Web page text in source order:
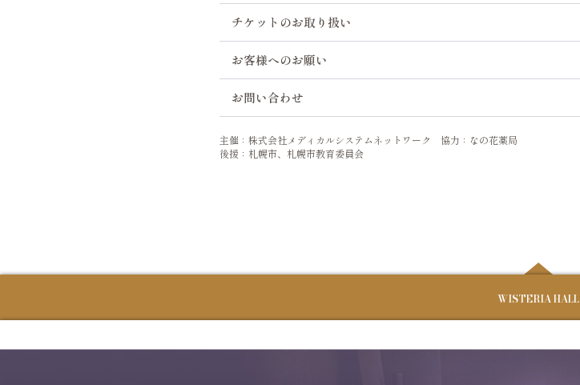
チケットのお取り扱い
お客様へのお願い
お問い合わせ
主催：株式会社メディカルシステムネットワーク 協力：なの花薬局
後援：札幌市、札幌市教育委員会
WISTERIA HALL